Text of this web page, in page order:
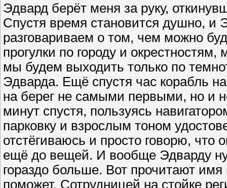
Эдвард берёт меня за руку,
Спустя время становится душно, и
разговариваем о том, чем можно
прогулки по городу и
мы будем выходить только по
Эдварда. Ещё спустя час корабль
на берег не самыми первыми, но и
минут спустя, пользуясь
парковку и взрослым тоном
отстёгиваюсь и просто говорю,
ещё до вещей. И вообще Эдварду
гораздо больше. Вот прочитают имя
поможет. Сотрудницей на стойке